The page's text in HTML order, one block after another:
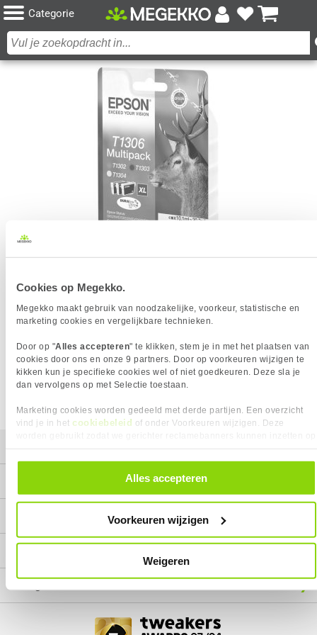
Cookies op Megekko.
Megekko maakt gebruik van noodzakelijke, voorkeur, statistische en
marketing cookies en vergelijkbare technieken.
Door op "Alles accepteren" te klikken, stem je in met het plaatsen van
cookies door ons en onze 9 partners. Door op voorkeuren wijzigen te
kikken kun je specifieke cookies wel of niet goedkeuren. Deze sla je
dan vervolgens op met Selectie toestaan.
Marketing cookies worden gedeeld met derde partijen. Een overzicht
vind je in het cookiebeleid of onder Voorkeuren wijzigen. Deze
alle cookies. Je kunt je gegeven toestemming altijd intrekken, dit doe je
door in de footer van onze website te klikken op ‘Cookievoorkeuren’
Alles accepteren
Voorkeuren wijzigen
Weigeren
Categorie
EPSON C13T13064022 10.1ML CYAAN, GEEL
INKTCARTRIDGE
Het product dat je zocht is helaas niet meer beschikbaar.
Wij doen ons uiterste best om al onze producten zo lang
mogelijk leverbaar te houden.
Helaas is dit product op dit
moment bij geen van onze leveranciers leverbaar.
We helpen je graag met een ander product uit de categorie